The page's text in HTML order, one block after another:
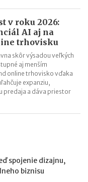
v roku 2026:
AI aj na
trhovisku
skôr výsadou veľkých
aj menším
online trhovisko vďaka
expanziu,
predaja a dáva priestor
spojenie dizajnu,
biznisu